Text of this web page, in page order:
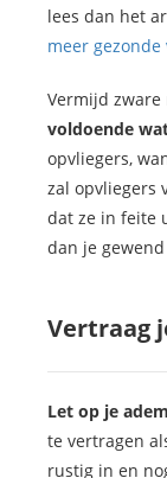
lees dan het
meer
Vermijd
voldoende
opvliegers,
zal opvliegers
dat ze in feite
dan je
Vertraag
Let op je
te vertragen
rustig in en